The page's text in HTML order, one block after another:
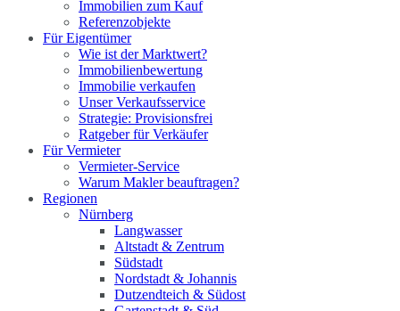
Immobilien zum Kauf
Referenzobjekte
Für Eigentümer
Wie ist der Marktwert?
Immobilienbewertung
Immobilie verkaufen
Unser Verkaufsservice
Strategie: Provisionsfrei
Ratgeber für Verkäufer
Für Vermieter
Vermieter-Service
Warum Makler beauftragen?
Regionen
Nürnberg
Langwasser
Altstadt & Zentrum
Südstadt
Nordstadt & Johannis
Dutzendteich & Südost